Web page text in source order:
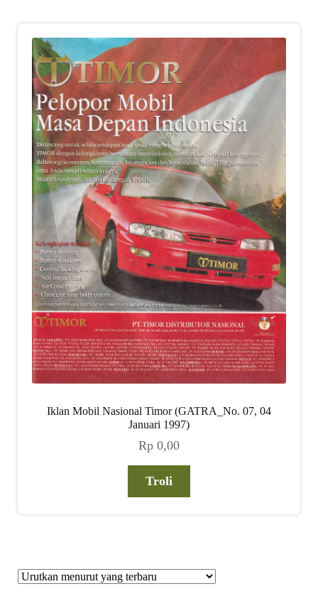
Iklan Mobil Nasional Timor (GATRA_No. 07, 04
Januari 1997)
Rp 0,00
Troli